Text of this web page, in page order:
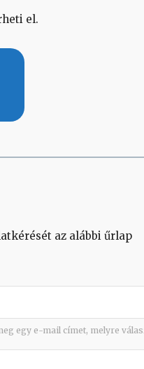
el.
az alábbi űrlap
egy e-mail címet, melyre